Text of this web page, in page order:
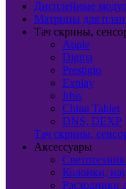
Дисплейные
Матрицы для
Тач скрины,
Apple
Digma
Prestigio
Explay
Irbis
China Tablet
DNS, DEXP
Тач скрины,
Аксессуары
Колонки,
Расходники